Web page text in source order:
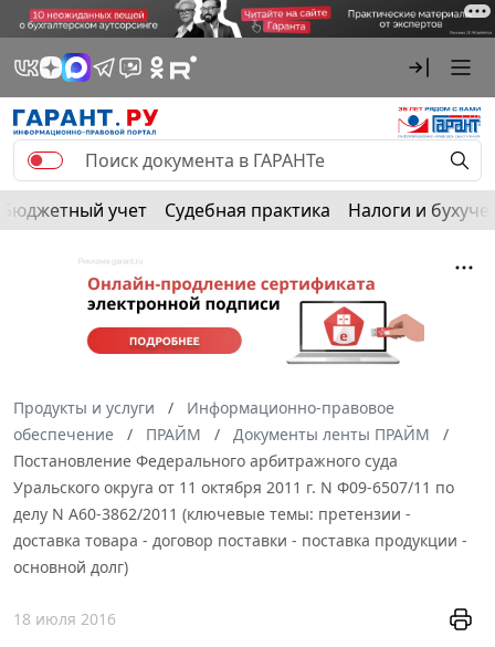
Бюджетный учет Судебная практика Налоги и
Продукты и услуги
Информационно-правовое
обеспечение
ПРАЙМ
Документы ленты ПРАЙМ
Постановление Федерального арбитражного суда
Уральского округа от 11 октября 2011 г. N Ф09-6507/11 по
делу N А60-3862/2011 (ключевые темы: претензии -
доставка товара - договор поставки - поставка продукции -
основной долг)
18 июля 2016